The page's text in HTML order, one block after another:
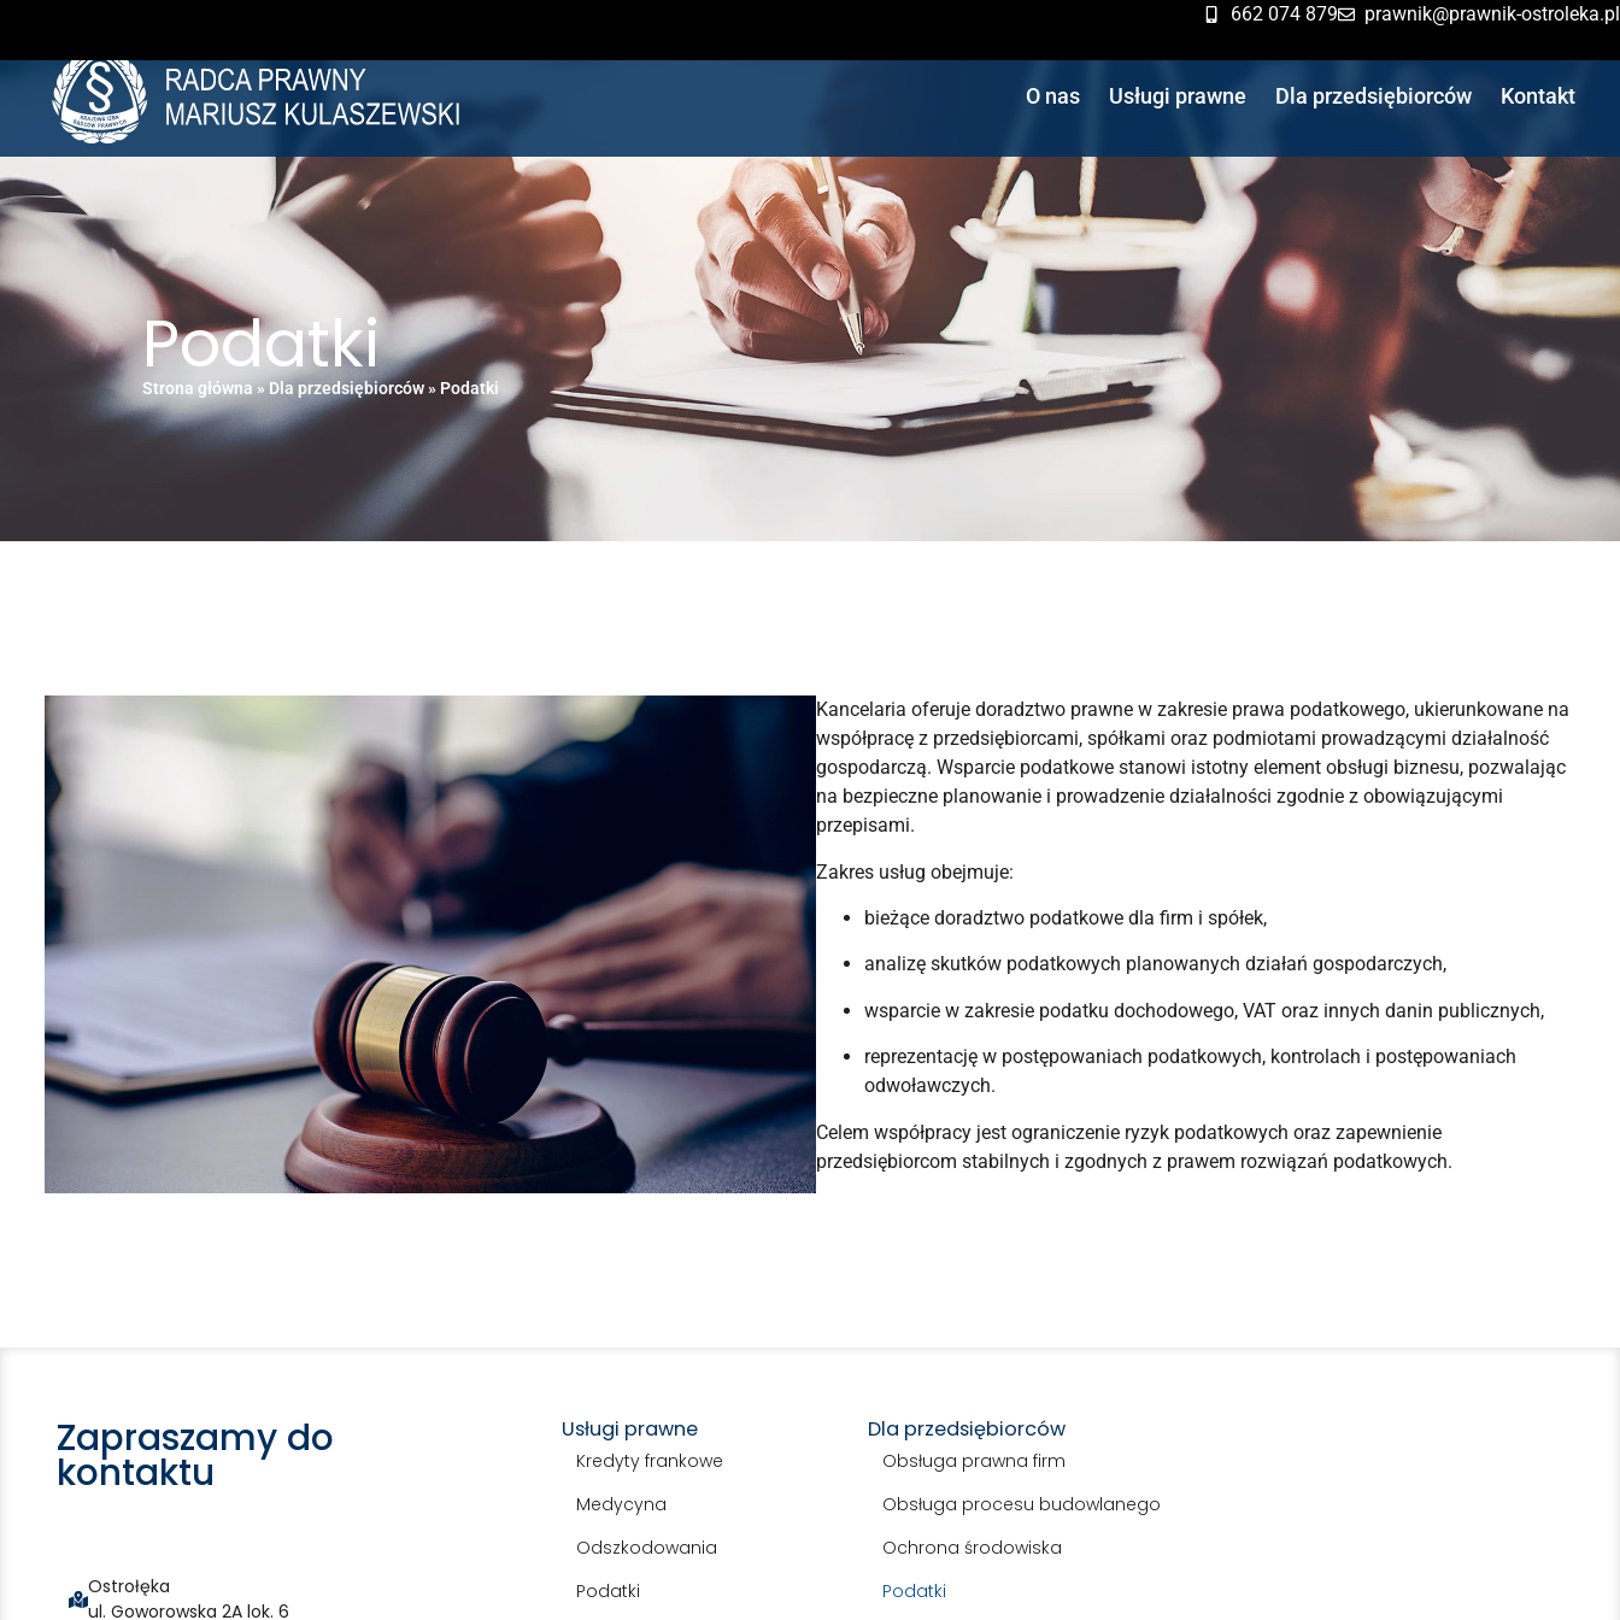
662 074 879 prawnik@prawnik-ostroleka.pl
O nas Usługi prawne Dla przedsiębiorców Kontakt
Podatki
Strona główna » Dla przedsiębiorców» Podatki
Kancelaria oferuje doradztwo prawne w zakresie prawa podatkowego, ukierunkowane na
współpracę z przedsiębiorcami, spółkami oraz podmiotami prowadzącymi działalność
gospodarczą. Wsparcie podatkowe stanowi istotny element obsługi biznesu, pozwalając
na bezpieczne planowanie i prowadzenie działalności zgodnie z obowiązującymi
przepisami.
Zakres usług obejmuje:
bieżące doradztwo podatkowe dla firm i spółek,
analizę skutków podatkowych planowanych działań gospodarczych,
wsparcie w zakresie podatku dochodowego, VAT oraz innych danin publicznych,
reprezentację w postępowaniach podatkowych, kontrolach i postępowaniach
odwoławczych.
Celem współpracy jest ograniczenie ryzyk podatkowych oraz zapewnienie
przedsiębiorcom stabilnych i zgodnych z prawem rozwiązań podatkowych.
Zapraszamy do
kontaktu
Ostrołęka
ul. Goworowska 2A lok. 6
Usługi prawne
Kredyty frankowe
Medycyna
Odszkodowania
Podatki
Dla przedsiębiorców
Obsługa prawna firm
Obsługa procesu budowlanego
Ochrona środowiska
Podatki